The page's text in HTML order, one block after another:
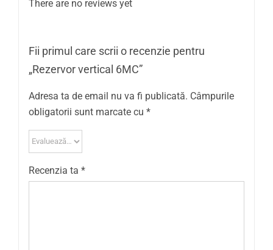
There are no reviews yet
Fii primul care scrii o recenzie pentru
„Rezervor vertical 6MC”
Adresa ta de email nu va fi publicată. Câmpurile
obligatorii sunt marcate cu *
Recenzia ta *